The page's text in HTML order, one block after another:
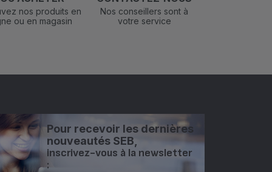
nos produits en
ou en magasin
Nos conseillers sont à
votre service
Pour recevoir les dernières
nouveautés SEB,
inscrivez-vous à la newsletter
: